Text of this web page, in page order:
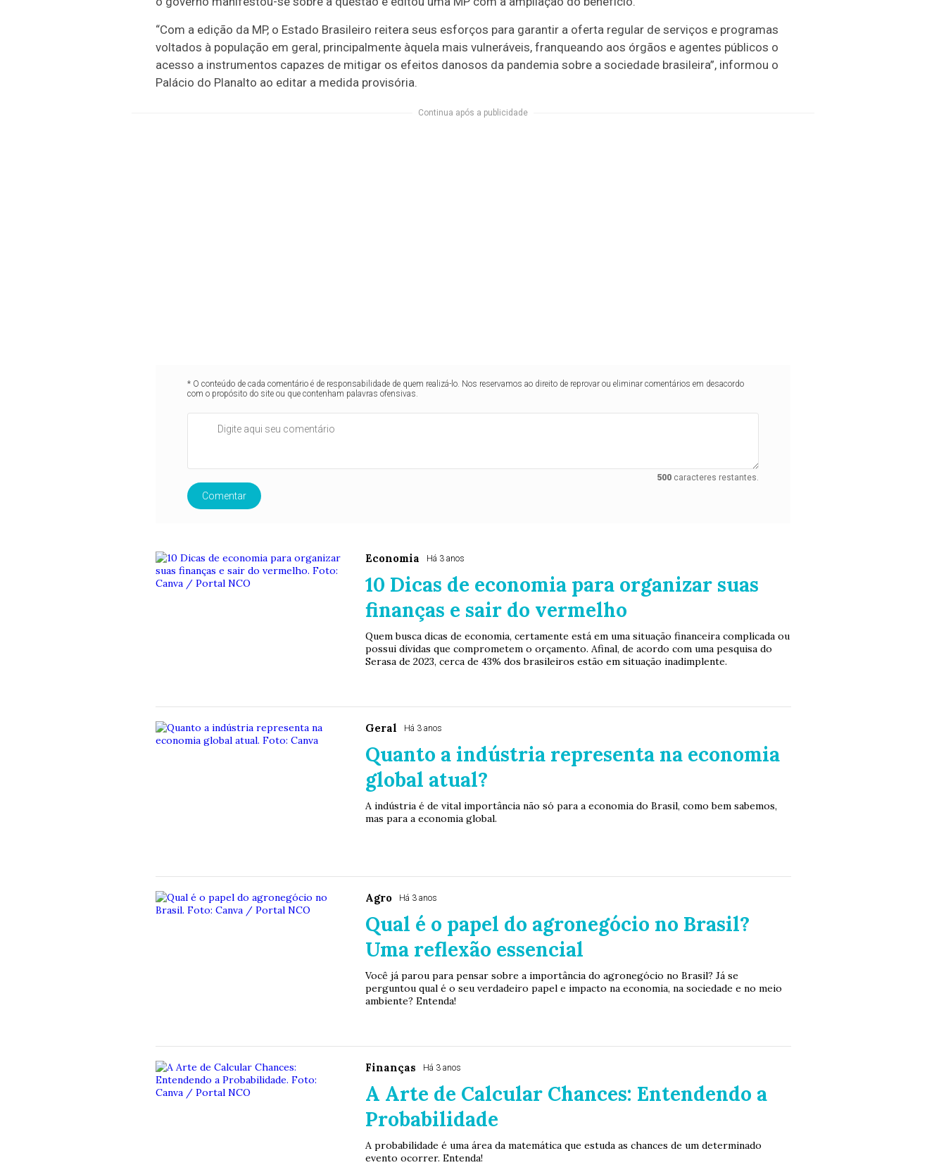
“Com a edição da MP, o Estado Brasileiro reitera seus esforços para garantir a oferta regular de serviços e programas
voltados à população em geral, principalmente àquela mais vulneráveis, franqueando aos órgãos e agentes públicos o
acesso a instrumentos capazes de mitigar os efeitos danosos da pandemia sobre a sociedade brasileira”, informou o
Palácio do Planalto ao editar a medida provisória.
Continua após a publicidade
* O conteúdo de cada comentário é de responsabilidade de quem realizá-lo. Nos reservamos ao direito de reprovar ou eliminar comentários em desacordo
com o propósito do site ou que contenham palavras ofensivas.
500 caracteres restantes.
Comentar
Economia Há 3 anos
10 Dicas de economia para organizar suas
finanças e sair do vermelho
Quem busca dicas de economia, certamente está em uma situação financeira complicada ou
possui dívidas que comprometem o orçamento. Afinal, de acordo com uma pesquisa do
Serasa de 2023, cerca de 43% dos brasileiros estão em situação inadimplente.
Geral Há 3 anos
Quanto a indústria representa na economia
global atual?
A indústria é de vital importância não só para a economia do Brasil, como bem sabemos,
mas para a economia global.
Agro Há 3 anos
Qual é o papel do agronegócio no Brasil?
Uma reflexão essencial
Você já parou para pensar sobre a importância do agronegócio no Brasil? Já se
perguntou qual é o seu verdadeiro papel e impacto na economia, na sociedade e no meio
ambiente? Entenda!
Finanças Há 3 anos
A Arte de Calcular Chances: Entendendo a
Probabilidade
A probabilidade é uma área da matemática que estuda as chances de um determinado
evento ocorrer. Entenda!